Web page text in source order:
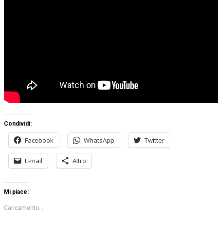
Condividi:
Facebook WhatsApp Twitter
E-mail Altro
Mi piace:
Caricamento...